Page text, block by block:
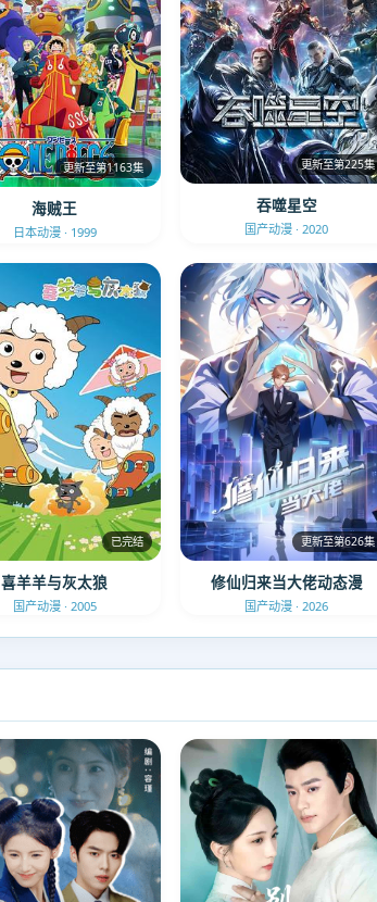
更新至第1163集
海贼王
日本动漫 · 1999
更新至第225集
吞噬星空
国产动漫 · 2020
已完结
喜羊羊与灰太狼
国产动漫 · 2005
更新至第626集
修仙归来当大佬动态漫
国产动漫 · 2026